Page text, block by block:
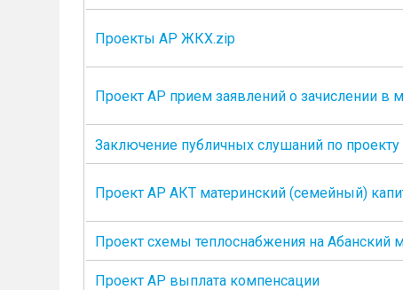
Проекты АР ЖКХ.zip
Проект АР прием заявлений о зачислении в
Заключение публичных слушаний по
Проект АР АКТ материнский (семейный)
Проект схемы теплоснабжения на Абанский
Проект АР выплата компенсации